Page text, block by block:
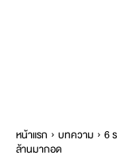
หน้าแรก บทความ
6
ล้านมากอด